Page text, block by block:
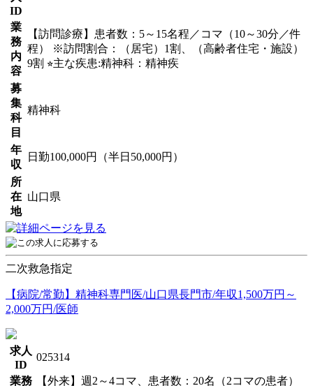
ID
業
務
内
容
【訪問診療】患者数：5～15名程／コマ（10～30分／件
程） ※訪問割合：（居宅）1割、（高齢者住宅・施設）
9割 ⭐︎主な疾患:精神科：精神疾
募
集
科
目
精神科
年
収
日勤100,000円（半日50,000円）
所
在
地
山口県
二次救急指定
【病院/常勤】精神科専門医/山口県長門市/年収1,500万円～
2,000万円/医師
求人
ID
025314
業務
【外来】週2～4コマ、患者数：20名（2コマの患者）